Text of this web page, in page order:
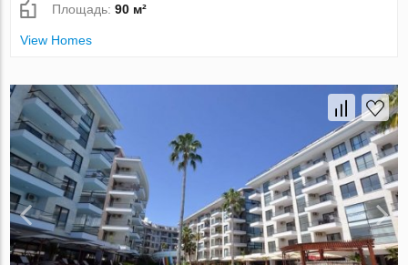
Площадь:90 м²
View Homes